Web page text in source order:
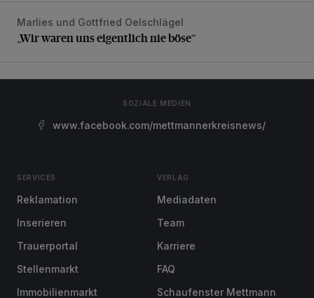
„Wir waren uns eigentlich nie böse“
Marlies und Gottfried Oelschlägel
„Wir waren uns eigentlich nie böse“
SOZIALE MEDIEN
www.facebook.com/mettmannerkreisnews/
SERVICES
Reklamation
Inserieren
Trauerportal
Stellenmarkt
Immobilienmarkt
VERLAG
Mediadaten
Team
Karriere
FAQ
Schaufenster Mettmann